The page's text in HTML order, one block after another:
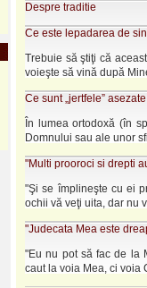
Despre traditie
Ce este lepadarea de
Trebuie să ştiţi că
voieşte să vină după
Ce sunt „jertfele”
În lumea ortodoxă (în
Domnului sau ale unor
"Multi prooroci si drepti
"Şi se împlineşte cu ei
ochii vă veţi uita, dar nu
"Judecata Mea este
"Eu nu pot să fac de la
caut la voia Mea, ci voia